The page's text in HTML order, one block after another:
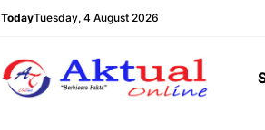
TodayTuesday, 4 August 2026